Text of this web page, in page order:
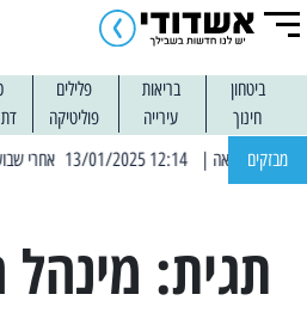
ביטחון בריאות פלילים
חינוך
עירייה פוליטיקה
מבזקים | 12:14 13/01/2025 אחרי שבוע: הוסר איסור הרחצה בחופי אשדוד
תגית: מינהל